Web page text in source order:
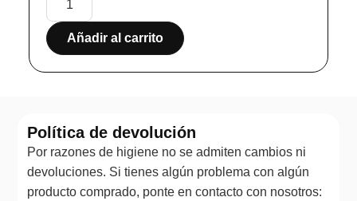
Añadir al carrito
Política de devolución
Por razones de higiene no se admiten cambios ni
devoluciones. Si tienes algún problema con algún
producto comprado, ponte en contacto con nosotros: